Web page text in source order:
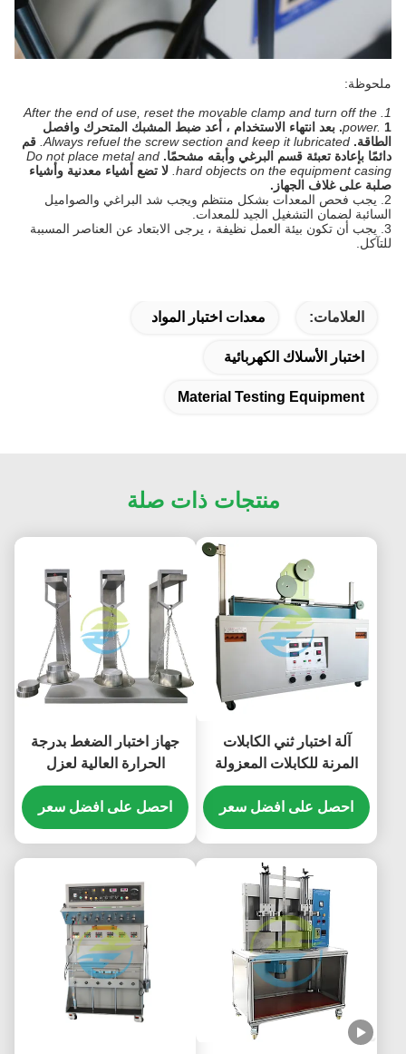
ملحوظة:
1. After the end of use, reset the movable clamp and turn off the
power.1. بعد انتهاء الاستخدام ، أعد ضبط المشبك المتحرك وافصل
الطاقة. Always refuel the screw section and keep it lubricated.
قم
دائمًا بإعادة تعبئة قسم البرغي وأبقه مشحمًا. Do not place metal and
hard objects on the equipment casing.
لا تضع أشياء معدنية وأشياء
صلبة على غلاف الجهاز.
2. يجب فحص المعدات بشكل منتظم ويجب شد البراغي والصواميل
السائبة لضمان التشغيل الجيد للمعدات.
3. يجب أن تكون بيئة العمل نظيفة ، يرجى الابتعاد عن العناصر المسببة
للتآكل.
العلامات: معدات اختبار المواد
اختبار الأسلاك الكهربائية
Material Testing Equipment
منتجات ذات صلة
آلة اختبار ثني الكابلات
المرنة للكابلات المعزولة
بالمطاط والـ PVC تحت
الحمل الحالي | معدات اختبار
الكابلات الديناميكية
احصل على افضل سعر
جهاز اختبار الضغط بدرجة
الحرارة العالية لعزل
الكابلات ومعدات اختبار
الغلاف
احصل على افضل سعر